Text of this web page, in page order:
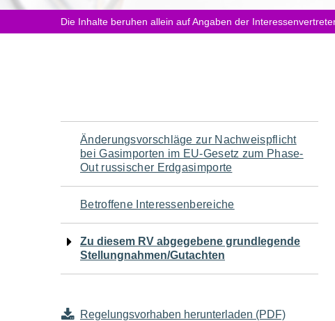
hier:Die Inhalte beruhen allein auf Angaben der
Navigation
für
den
Seiteninhalt
Änderungsvorschläge zur Nachweispflicht
bei Gasimporten im EU-Gesetz zum Phase-
Out russischer Erdgasimporte
Betroffene Interessenbereiche
Zu diesem RV abgegebene grundlegende
Stellungnahmen/Gutachten
Regelungsvorhaben herunterladen (PDF)